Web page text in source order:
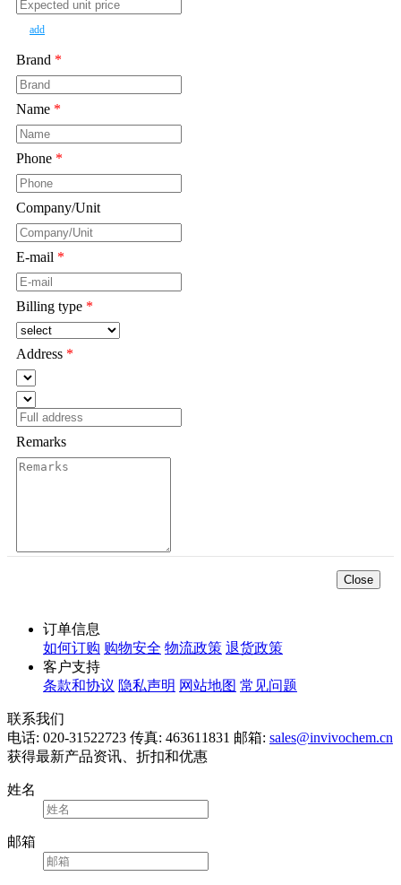
add
Brand *
Name *
Phone *
Company/Unit
E-mail *
Billing type *
Address *
Remarks
Close
订单信息
如何订购 购物安全 物流政策 退货政策
客户支持
条款和协议 隐私声明 网站地图 常见问题
联系我们
电话: 020-31522723 传真: 463611831 邮箱: sales@invivochem.cn
获得最新产品资讯、折扣和优惠
姓名
邮箱